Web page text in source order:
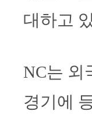
대하고
NC는 외
경기에